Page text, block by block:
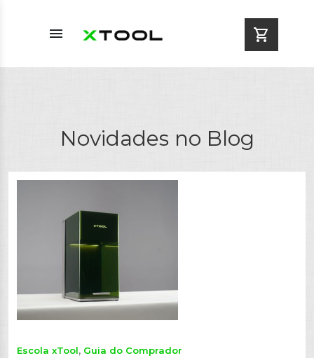
menu shopping_cart
Novidades no Blog
Escola xTool Guia do Comprador